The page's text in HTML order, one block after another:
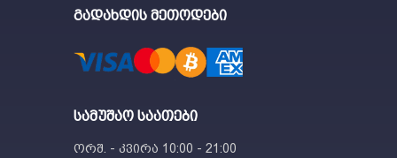
გადახდის მეთოდები
სამუშაო საათები
ორშ. - კვირა 10:00 - 21:00